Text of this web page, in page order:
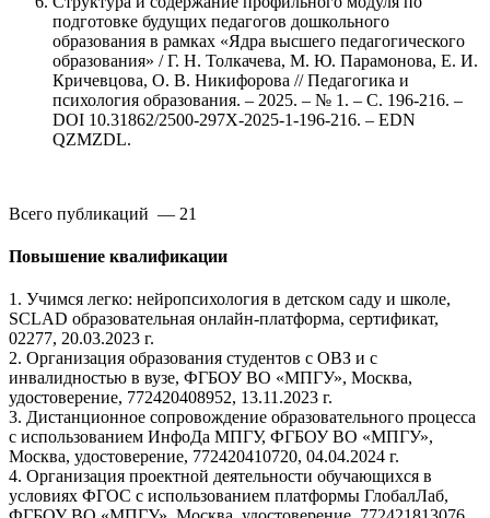
подготовке будущих педагогов дошкольного
образования в рамках «Ядра высшего педагогического
образования» / Г. Н. Толкачева, М. Ю. Парамонова, Е. И.
Кричевцова, О. В. Никифорова // Педагогика и
психология образования. – 2025. – № 1. – С. 196-216. –
DOI 10.31862/2500-297X-2025-1-196-216. – EDN
QZMZDL.
Всего публикаций — 21
Повышение квалификации
1. Учимся легко: нейропсихология в детском саду и школе,
SCLAD образовательная онлайн-платформа, сертификат,
02277, 20.03.2023 г.
2. Организация образования студентов с ОВЗ и с
инвалидностью в вузе, ФГБОУ ВО «МПГУ», Москва,
удостоверение, 772420408952, 13.11.2023 г.
3. Дистанционное сопровождение образовательного процесса
с использованием ИнфоДа МПГУ, ФГБОУ ВО «МПГУ»,
Москва, удостоверение, 772420410720, 04.04.2024 г.
4. Организация проектной деятельности обучающихся в
условиях ФГОС с использованием платформы ГлобалЛаб,